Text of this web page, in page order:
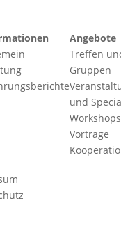
Angebote
Treffen
Gruppen
und
Vorträge